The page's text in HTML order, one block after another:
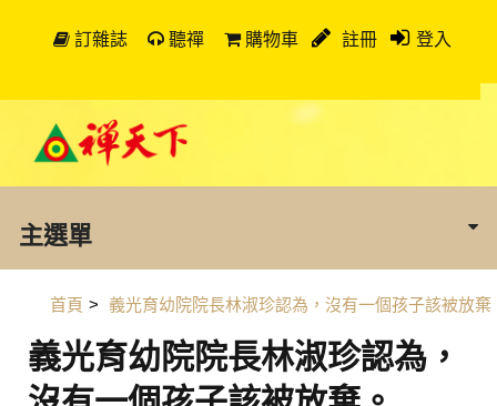
訂雜誌 聽禪 購物車 註冊 登入
主選單
首頁 > 義光育幼院院長林淑珍認為，沒有一個孩子該被放棄
義光育幼院院長林淑珍認為，